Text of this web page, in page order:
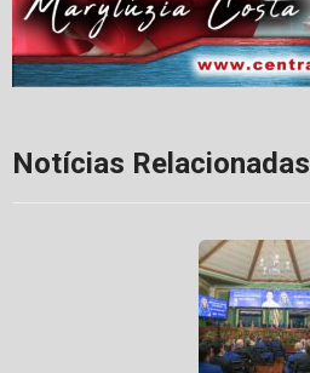
Notícias Relacionadas